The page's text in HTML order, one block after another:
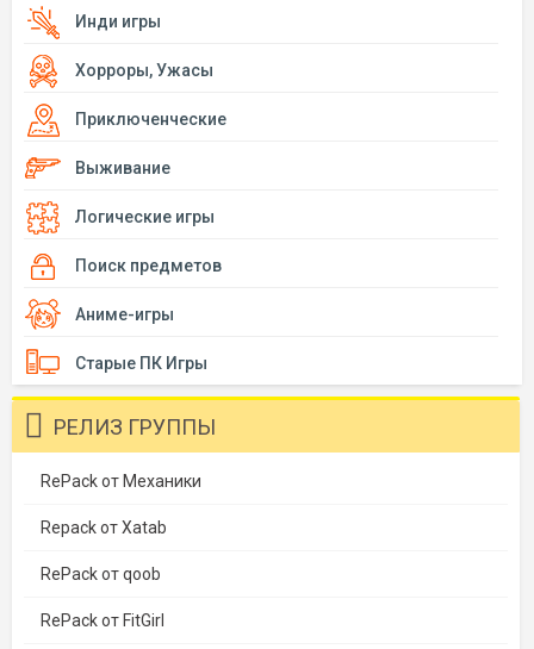
Инди игры
Хорроры, Ужасы
Приключенческие
Выживание
Логические игры
Поиск предметов
Аниме-игры
Старые ПК Игры
РЕЛИЗ ГРУППЫ
RePack от Механики
Repack от Xatab
RePack от qoob
RePack от FitGirl